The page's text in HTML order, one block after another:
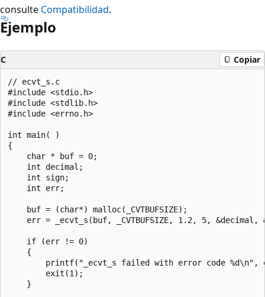
consulte Compatibilidad.
Ejemplo
C Copiar
// ecvt_s.c
#include <stdio.h>
#include <stdlib.h>
#include <errno.h>
int main( )
{
    char * buf = 0;
    int decimal;
    int sign;
    int err;
    buf = (char*) malloc(_CVTBUFSIZE);
err = _ecvt_s(buf, _CVTBUFSIZE, 1.2, 5, &decimal,
    if (err != 0)
    {
printf("_ecvt_s failed with error code %d\n",
        exit(1);
    }